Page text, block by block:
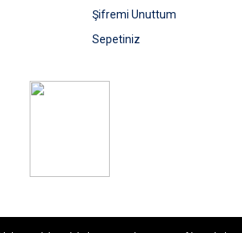
GönderŞifremi Unuttum
Sepetiniz